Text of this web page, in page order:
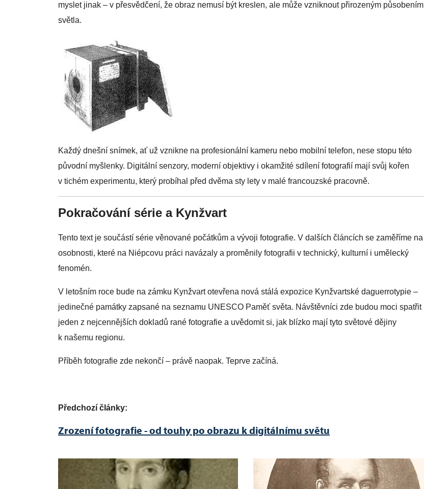
myslet jinak – v přesvědčení, že obraz nemusí být kreslen, ale může vzniknout přirozeným působením
světla.
Každý dnešní snímek, ať už vznikne na profesionální kameru nebo mobilní telefon, nese stopu této
původní myšlenky. Digitální senzory, moderní objektivy i okamžité sdílení fotografií mají svůj kořen
v tichém experimentu, který probíhal před dvěma sty lety v malé francouzské pracovně.
Pokračování série a Kynžvart
Tento text je součástí série věnované počátkům a vývoji fotografie. V dalších článcích se zaměříme na
osobnosti, které na Niépcovu práci navázaly a proměnily fotografii v technický, kulturní i umělecký
fenomén.
V letošním roce bude na zámku Kynžvart otevřena nová stálá expozice Kynžvartské daguerrotypie –
jedinečné památky zapsané na seznamu UNESCO Paměť světa. Návštěvníci zde budou moci spatřit
jeden z nejcennějších dokladů rané fotografie a uvědomit si, jak blízko mají tyto světové dějiny
k našemu regionu.
Příběh fotografie zde nekončí – právě naopak. Teprve začíná.
Předchozí články:
Zrození fotografie - od touhy po obrazu k digitálnímu světu